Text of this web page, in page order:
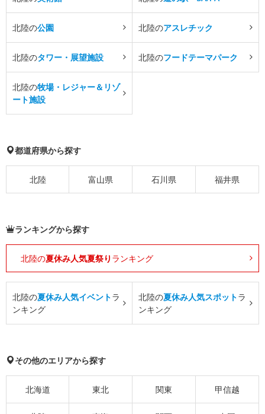
北陸の公園 北陸のアスレチック
北陸のタワー・展望施設 北陸のフードテーマパーク
北陸の牧場・レジャー＆リゾ
ート施設
都道府県から探す
北陸 富山県 石川県 福井県
ランキングから探す
北陸の夏休み人気夏祭り ランキング
北陸の夏休み人気イベントラ
ンキング
北陸の夏休み人気スポットラ
ンキング
その他のエリアから探す
北海道 東北 関東 甲信越